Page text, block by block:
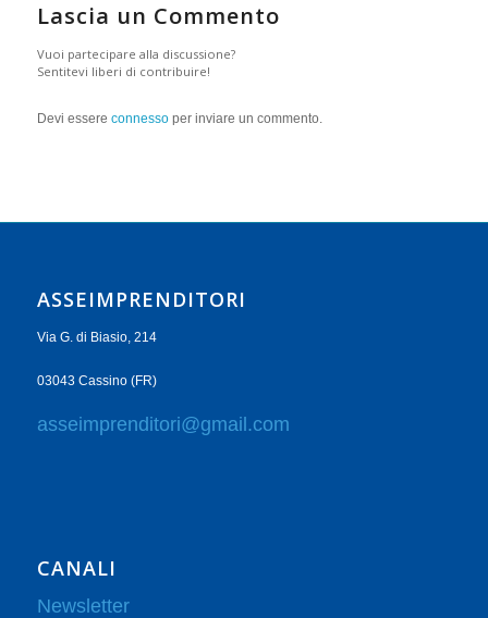
Lascia un Commento
Vuoi partecipare alla discussione?
Sentitevi liberi di contribuire!
Devi essere connessoper inviare un commento.
ASSEIMPRENDITORI
Via G. di Biasio, 214
03043 Cassino (FR)
asseimprenditori@gmail.com
CANALI
Newsletter